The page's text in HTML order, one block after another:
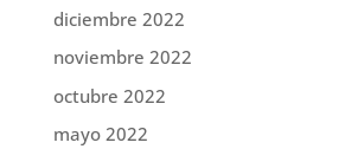
diciembre 2022
noviembre 2022
octubre 2022
mayo 2022